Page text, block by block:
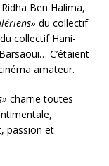
Ben Halima,
du collectif
du collectif Hani-
C’étaient
amateur.
charrie toutes
passion et